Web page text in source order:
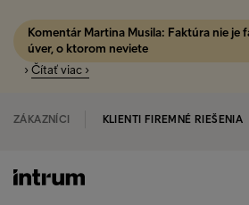
Komentár Martina Musila: Faktúra nie je
úver, o ktorom neviete
› Čítať viac ›
ZÁKAZNÍCI KLIENTI FIREMNÉ RIEŠENIA